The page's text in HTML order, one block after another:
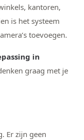
kantoren,
is het systeem
toevoegen.
in
graag met je
Er zijn geen